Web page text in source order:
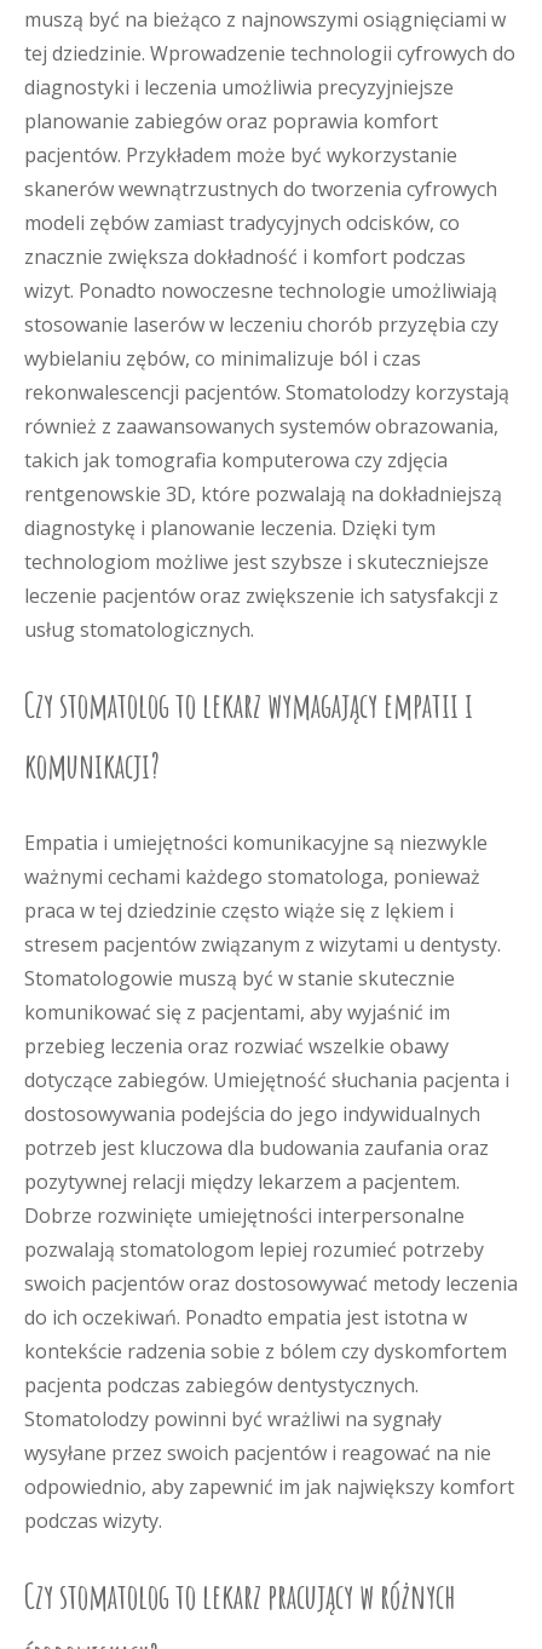
muszą być na bieżąco z najnowszymi osiągnięciami w
tej dziedzinie. Wprowadzenie technologii cyfrowych do
diagnostyki i leczenia umożliwia precyzyjniejsze
planowanie zabiegów oraz poprawia komfort
pacjentów. Przykładem może być wykorzystanie
skanerów wewnątrzustnych do tworzenia cyfrowych
modeli zębów zamiast tradycyjnych odcisków, co
znacznie zwiększa dokładność i komfort podczas
wizyt. Ponadto nowoczesne technologie umożliwiają
stosowanie laserów w leczeniu chorób przyzębia czy
wybielaniu zębów, co minimalizuje ból i czas
rekonwalescencji pacjentów. Stomatolodzy korzystają
również z zaawansowanych systemów obrazowania,
takich jak tomografia komputerowa czy zdjęcia
rentgenowskie 3D, które pozwalają na dokładniejszą
diagnostykę i planowanie leczenia. Dzięki tym
technologiom możliwe jest szybsze i skuteczniejsze
leczenie pacjentów oraz zwiększenie ich satysfakcji z
usług stomatologicznych.
Czy stomatolog to lekarz wymagający empatii i
komunikacji?
Empatia i umiejętności komunikacyjne są niezwykle
ważnymi cechami każdego stomatologa, ponieważ
praca w tej dziedzinie często wiąże się z lękiem i
stresem pacjentów związanym z wizytami u dentysty.
Stomatologowie muszą być w stanie skutecznie
komunikować się z pacjentami, aby wyjaśnić im
przebieg leczenia oraz rozwiać wszelkie obawy
dotyczące zabiegów. Umiejętność słuchania pacjenta i
dostosowywania podejścia do jego indywidualnych
potrzeb jest kluczowa dla budowania zaufania oraz
pozytywnej relacji między lekarzem a pacjentem.
Dobrze rozwinięte umiejętności interpersonalne
pozwalają stomatologom lepiej rozumieć potrzeby
swoich pacjentów oraz dostosowywać metody leczenia
do ich oczekiwań. Ponadto empatia jest istotna w
kontekście radzenia sobie z bólem czy dyskomfortem
pacjenta podczas zabiegów dentystycznych.
Stomatolodzy powinni być wrażliwi na sygnały
wysyłane przez swoich pacjentów i reagować na nie
odpowiednio, aby zapewnić im jak największy komfort
podczas wizyty.
Czy stomatolog to lekarz pracujący w różnych